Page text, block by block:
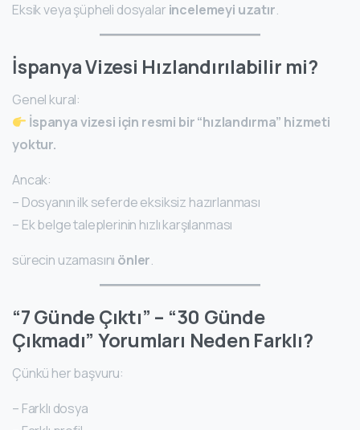
Eksik veya şüpheli dosyalar incelemeyi uzatır.
İspanya Vizesi Hızlandırılabilir mi?
Genel kural:
İspanya vizesi için resmi bir “hızlandırma” hizmeti
yoktur.
Ancak:
– Dosyanın ilk seferde eksiksiz hazırlanması
– Ek belge taleplerinin hızlı karşılanması
sürecin uzamasını önler.
“7 Günde Çıktı” – “30 Günde
Çıkmadı” Yorumları Neden Farklı?
Çünkü her başvuru:
– Farklı dosya